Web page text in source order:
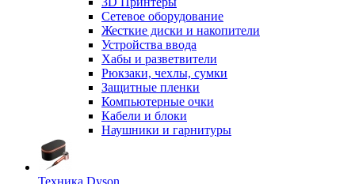
Сетевое оборудование
Жесткие диски и накопители
Устройства ввода
Хабы и разветвители
Рюкзаки, чехлы, сумки
Защитные пленки
Компьютерные очки
Кабели и блоки
Наушники и гарнитуры
Техника Dyson